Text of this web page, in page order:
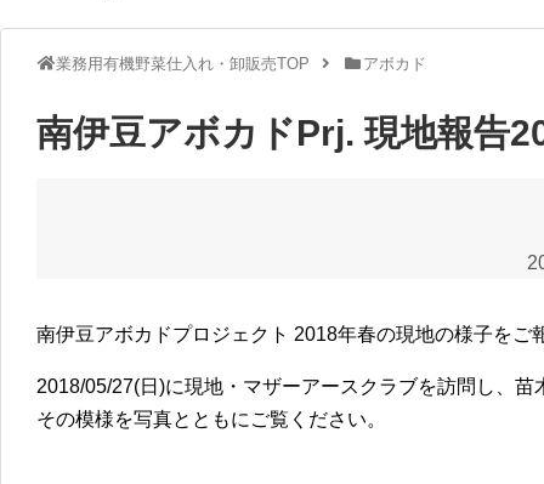
業務用有機野菜仕入れ・卸販売TOP アボカド
南伊豆アボカドPrj. 現地報告
南伊豆アボカドプロジェクト 2018年春の現地の様子をご
2018/05/27(日)に現地・マザーアースクラブを訪問し、
その模様を写真とともにご覧ください。